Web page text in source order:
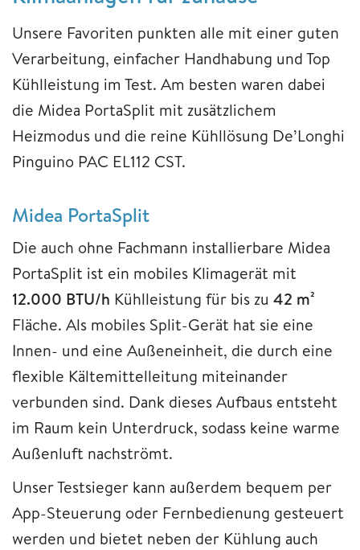
Unsere Favoriten punkten alle mit einer guten
Verarbeitung, einfacher Handhabung und Top
Kühlleistung im Test. Am besten waren dabei
die Midea PortaSplit mit zusätzlichem
Heizmodus und die reine Kühllösung De’Longhi
Pinguino PAC EL112 CST.
Midea PortaSplit
Die auch ohne Fachmann installierbare Midea
PortaSplit ist ein mobiles Klimagerät mit
12.000 BTU/h Kühlleistung für bis zu 42 m²
Fläche. Als mobiles Split-Gerät hat sie eine
Innen- und eine Außeneinheit, die durch eine
flexible Kältemittelleitung miteinander
verbunden sind. Dank dieses Aufbaus entsteht
im Raum kein Unterdruck, sodass keine warme
Außenluft nachströmt.
Unser Testsieger kann außerdem bequem per
App-Steuerung oder Fernbedienung gesteuert
werden und bietet neben der Kühlung auch